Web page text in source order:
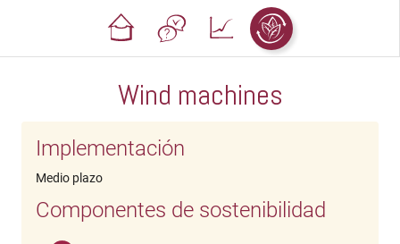
Wind machines
Implementación
Medio plazo
Componentes de sostenibilidad